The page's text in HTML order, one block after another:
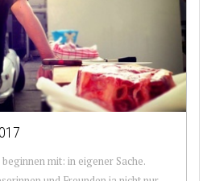
mit: in eigener Sache.